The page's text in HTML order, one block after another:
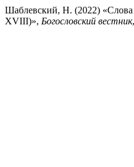
Шаблевский, Н. (2022) «Слова
XVIII)», Богословский вестник